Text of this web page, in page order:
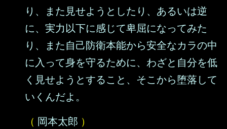
り、また見せようとしたり、あるいは逆
に、実力以下に感じて卑屈になってみた
り、また自己防衛本能から安全なカラの中
に入って身を守るために、わざと自分を低
く見せようとすること、そこから堕落して
いくんだよ。
（ 岡本太郎 ）